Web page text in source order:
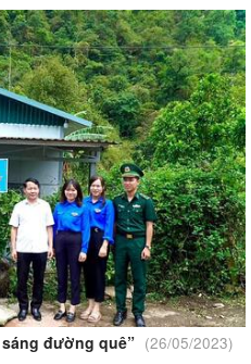
đường quê” (26/05/2023)